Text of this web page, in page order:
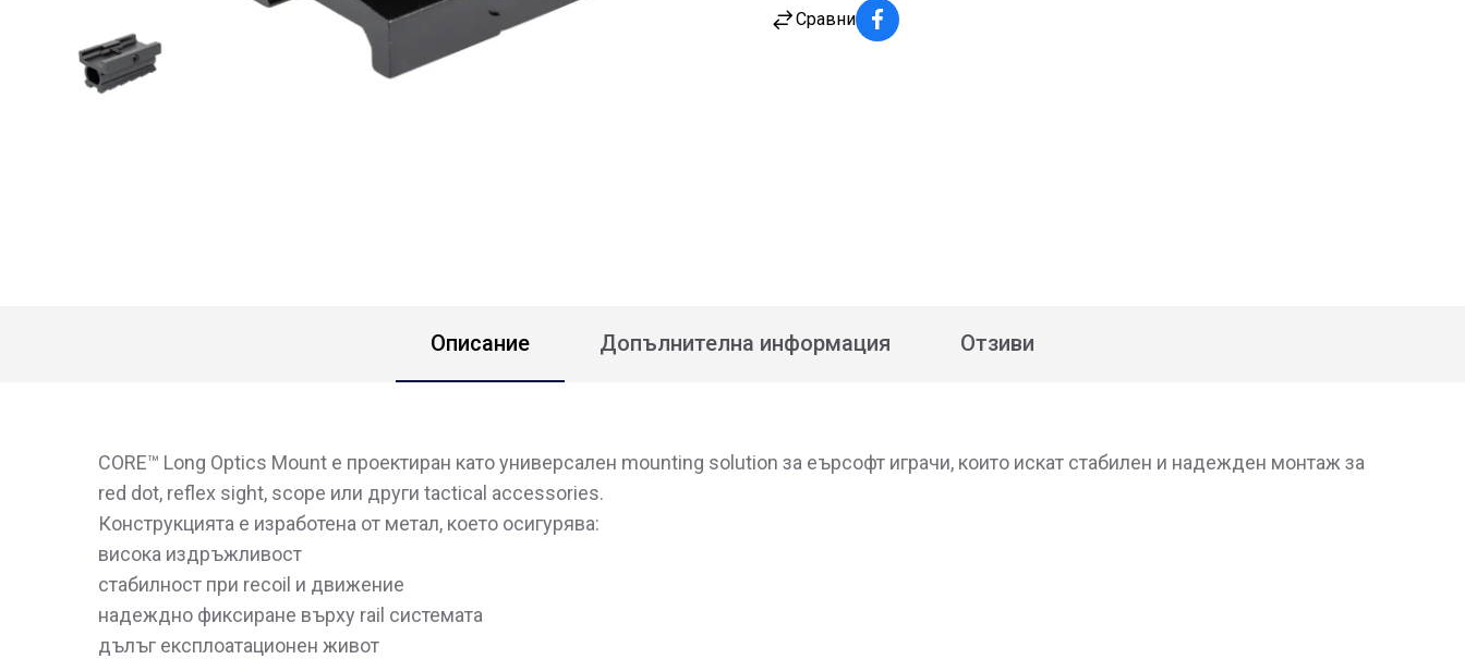
Сравни
Описание Допълнителна информация Отзиви
CORE™ Long Optics Mount е проектиран като универсален mounting solution за еърсофт играчи, които искат стабилен и надежден монтаж за
red dot, reflex sight, scope или други tactical accessories.
Конструкцията е изработена от метал, което осигурява:
висока издръжливост
стабилност при recoil и движение
надеждно фиксиране върху rail системата
дълъг експлоатационен живот